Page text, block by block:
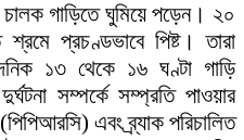
গাড়িতে ঘুমিয়ে পড়েন। ২০
প্রচণ্ডভাবে পিষ্ট। তারা
১৩ থেকে ১৬ ঘণ্টা গাড়ি
সম্পর্কে সম্প্রতি পাওয়ার
(পিপিআরসি) এবং ব্র্যাক পরিচালিত